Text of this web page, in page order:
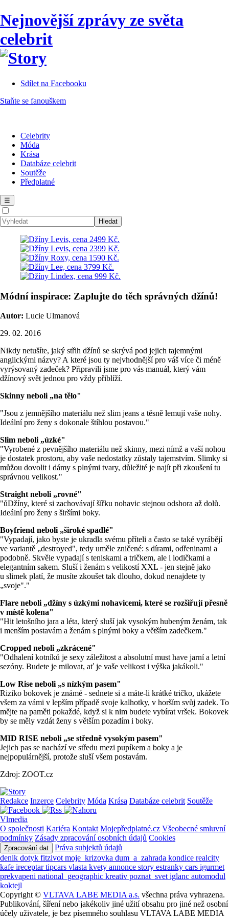
Nejnovější zprávy ze světa
celebrit
Sdílet na Facebooku
Staňte se fanouškem
Celebrity
Móda
Krása
Databáze celebrit
Soutěže
Předplatné
☰
Módní inspirace: Zaplujte do těch správných džínů!
Autor: Lucie Ulmanová
29. 02. 2016
Nikdy netušíte, jaký střih džínů se skrývá pod jejich tajemnými
anglickými názvy? A které jsou ty nejvhodnější pro váš více či méně
vyrýsovaný zadeček? Připravili jsme pro vás manuál, který vám
džínový svět jednou pro vždy přiblíží.
Skinny neboli „na tělo"
"Jsou z jemnějšího materiálu než slim jeans a těsně lemují vaše nohy.
Ideální pro ženy s dokonale štíhlou postavou."
Slim neboli „úzké"
"Vyrobené z pevnějšího materiálu než skinny, mezi nímž a vaší nohou
je dostatek prostoru, aby vaše nedostatky zůstaly tajemstvím. Slimky si
můžou dovolit i dámy s plnými tvary, důležité je najít při zkoušení tu
správnou velikost."
Straight neboli „rovné"
"ůDžíny, které si zachovávají šířku nohavic stejnou odshora až dolů.
Ideální pro ženy s širšími boky.
Boyfriend neboli „široké spadlé"
"Vypadají, jako byste je ukradla svému příteli a často se také vyrábějí
ve variantě „destroyed", tedy uměle zničené: s dírami, odřeninami a
podobně. Skvěle vypadají s teniskami a tričkem, ale i lodičkami a
elegantním sakem. Sluší i ženám s velikostí XXL - jen stejně jako
u slimek platí, že musíte zkoušet tak dlouho, dokud nenajdete ty
„svoje"."
Flare neboli „džíny s úzkými nohavicemi, které se rozšiřují přesně
v místě kolena"
"Hit letošního jara a léta, který sluší jak vysokým hubeným ženám, tak
i menším postavám a ženám s plnými boky a větším zadečkem."
Cropped neboli „zkrácené"
"Odhalení kotníků je sexy záležitost a absolutní must have jarní a letní
sezóny. Budete je milovat, ať je vaše velikost i výška jakákoli."
Low Rise neboli „s nízkým pasem"
Riziko bokovek je známé - sednete si a máte-li krátké tričko, ukážete
všem za vámi v lepším případě svoje kalhotky, v horším svůj zadek. To
mějte na paměti pokaždé, když si k nim budete vybírat vršek. Bokovek
by se měly vzdát ženy s větším pozadím i boky.
MID RISE neboli „se středně vysokým pasem"
Jejich pas se nachází ve středu mezi pupíkem a boky a je
nejpopulárnější, protože sluší všem postavám.
Zdroj: ZOOT.cz
Redakce Inzerce Celebrity Móda Krása Databáze celebrit Soutěže
Vlmedia
O společnosti Kariéra Kontakt Mojepředplatné.cz Všeobecné smluvní
podmínky Zásady zpracování osobních údajů Cookies
Zpracování dat
Práva subjektů údajů
denik dotyk fitzivot moje_krizovka dum_a_zahrada kondice realcity
kafe ireceptartipcars vlasta kvety annonce story estranky cars igurmet
prekvapeni national_geographic kreativ poznat_svet iglanc automodul
koktejl
Copyright © VLTAVA LABE MEDIA a.s. všechna práva vyhrazena.
Publikování, šíření nebo jakékoliv jiné užití obsahu pro jiné než osobní
účely uživatele, je bez písemného souhlasu VLTAVA LABE MEDIA